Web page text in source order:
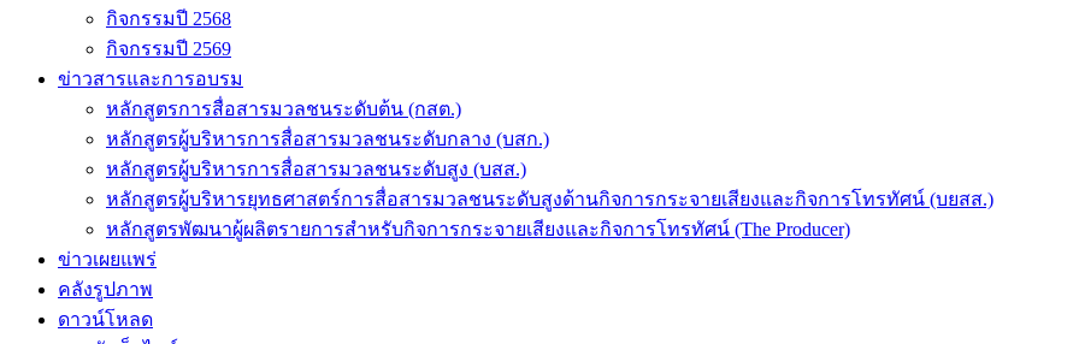
กิจกรรมปี 2568
กิจกรรมปี 2569
ข่าวสารและการอบรม
หลักสูตรการสื่อสารมวลชนระดับต้น (กสต.)
หลักสูตรผู้บริหารการสื่อสารมวลชนระดับกลาง (บสก.)
หลักสูตรผู้บริหารการสื่อสารมวลชนระดับสูง (บสส.)
หลักสูตรผู้บริหารยุทธศาสตร์การสื่อสารมวลชนระดับสูงด้านกิจการกระจายเสียงและกิจการโทรทัศน์ (บยสส.)
หลักสูตรพัฒนาผู้ผลิตรายการสำหรับกิจการกระจายเสียงและกิจการโทรทัศน์ (The Producer)
ข่าวเผยแพร่
คลังรูปภาพ
ดาวน์โหลด